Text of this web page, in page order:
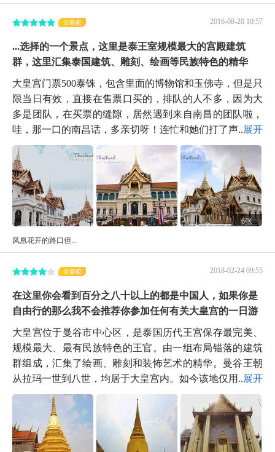
2016-08-20 10:57
金骆驼
...选择的一个景点，这里是泰王室规模最大的宫殿建筑
群，这里汇集泰国建筑、雕刻、绘画等民族特色的精华
大皇宫门票500泰铢，包含里面的博物馆和玉佛寺，但是只
限当日有效，直接在售票口买的，排队的人不多，因为大
多是团队，在买票的缝隙，居然遇到来自南昌的团队啦，
哇，那一口的南昌话，多亲切呀！连忙和她们打了声...展开
6张
凤凰花开的路口但...
2018-02-24 09:55
金骆驼
在这里你会看到百分之八十以上的都是中国人，如果你是
自由行的那么我不会推荐你参加任何有关大皇宫的一日游
大皇宫位于曼谷市中心区，是泰国历代王宫保存最完美、
规模最大、最有民族特色的王官。由一组布局错落的建筑
群组成，汇集了绘画、雕刻和装怖艺术的精华。曼谷王朝
从拉玛一世到八世，均居于大皇宫内。如今该地仅用...展开